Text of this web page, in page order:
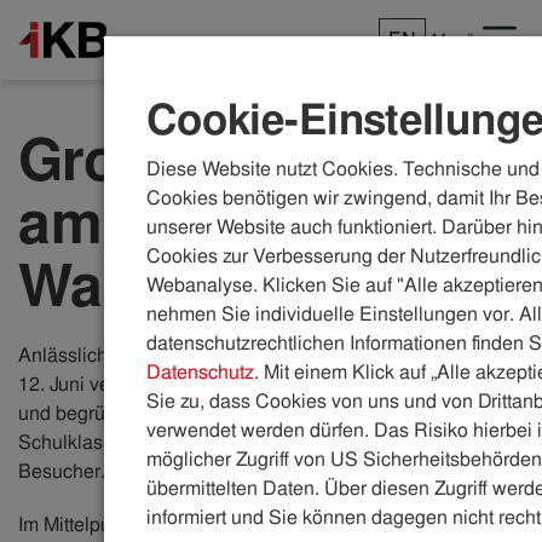
EN Menü
Großes Interesse
am IKB-
Wasserfest
Anlässlich des Österreichischen TRINK'WASSERTAGs am
12. Juni veranstaltete die IKB das große IKB-Wasserfest
und begrüßte trotz regnerischer Witterung zahlreiche
Schulklassen sowie viele interessierte Besucherinnen und
Besucher.
Im Mittelpunkt der Veranstaltung stand eines der
Cookie-
Diese Website nutzt Cookies. Technische
Cookies benötigen wir zwingend, damit Ihr
unserer Website auch funktioniert. Darüber
Cookies zur Verbesserung der
Webanalyse. Klicken Sie auf "Alle
nehmen Sie individuelle Einstellungen vor.
datenschutzrechtlichen Informationen finden
Datenschutz. Mit einem Klick auf „Alle
Sie zu, dass Cookies von uns und von
verwendet werden dürfen. Das Risiko hierbei
möglicher Zugriff von US
übermittelten Daten. Über diesen Zugriff
informiert und Sie können dagegen nicht